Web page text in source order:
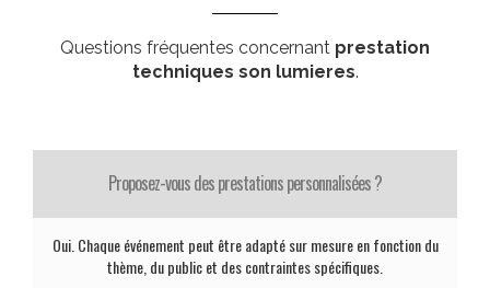
Questions fréquentes concernant prestation
techniques son lumieres.
Proposez-vous des prestations personnalisées ?
Oui. Chaque événement peut être adapté sur mesure en fonction du
thème, du public et des contraintes spécifiques.